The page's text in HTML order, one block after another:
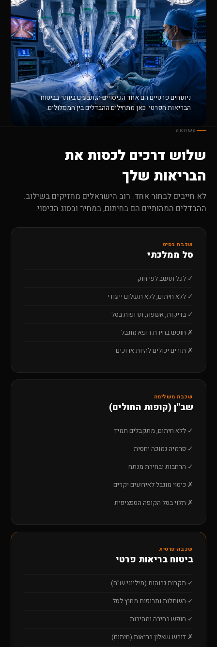
ניתוחים פרטיים הם אחד הכיסויים הנתבעים ביותר בביטוח
הבריאות הפרטי. כאן מתחילים ההבדלים בין המסלולים.
השוואה
שלוש דרכים לכסות את
הבריאות שלך
לא חייבים לבחור אחד. רוב הישראלים מחזיקים בשילוב.
ההבדלים המהותיים הם בחיתום, במחיר ובסוג הכיסוי.
שכבת בסיס
סל ממלכתי
✓ לכל תושב לפי חוק
✓ ללא חיתום, ללא תשלום ייעודי
✓ בדיקות, אשפוז, תרופות בסל
✗ חופש בחירת רופא מוגבל
✗ תורים יכולים להיות ארוכים
שכבה משלימה
שב"ן (קופות החולים)
✓ ללא חיתום, מתקבלים תמיד
✓ פרמיה נמוכה יחסית
✓ הרחבות ובחירת מנתח
✗ כיסוי מוגבל לאירועים יקרים
✗ תלוי בסל הקופה הספציפית
שכבה פרטית
ביטוח בריאות פרטי
✓ תקרות גבוהות (מיליוני ש"ח)
✓ השתלות ותרופות מחוץ לסל
✓ חופש בחירה ומהירות
✗ דורש שאלון בריאות (חיתום)